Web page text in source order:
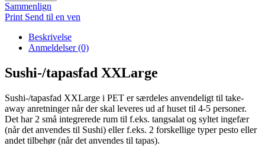
Sammenlign
Print Send til en ven
Beskrivelse
Anmeldelser (0)
Sushi-/tapasfad XXLarge
Sushi-/tapasfad XXLarge i PET er særdeles anvendeligt til take-
away anretninger når der skal leveres ud af huset til 4-5 personer.
Det har 2 små integrerede rum til f.eks. tangsalat og syltet ingefær
(når det anvendes til Sushi) eller f.eks. 2 forskellige typer pesto eller
andet tilbehør (når det anvendes til tapas).